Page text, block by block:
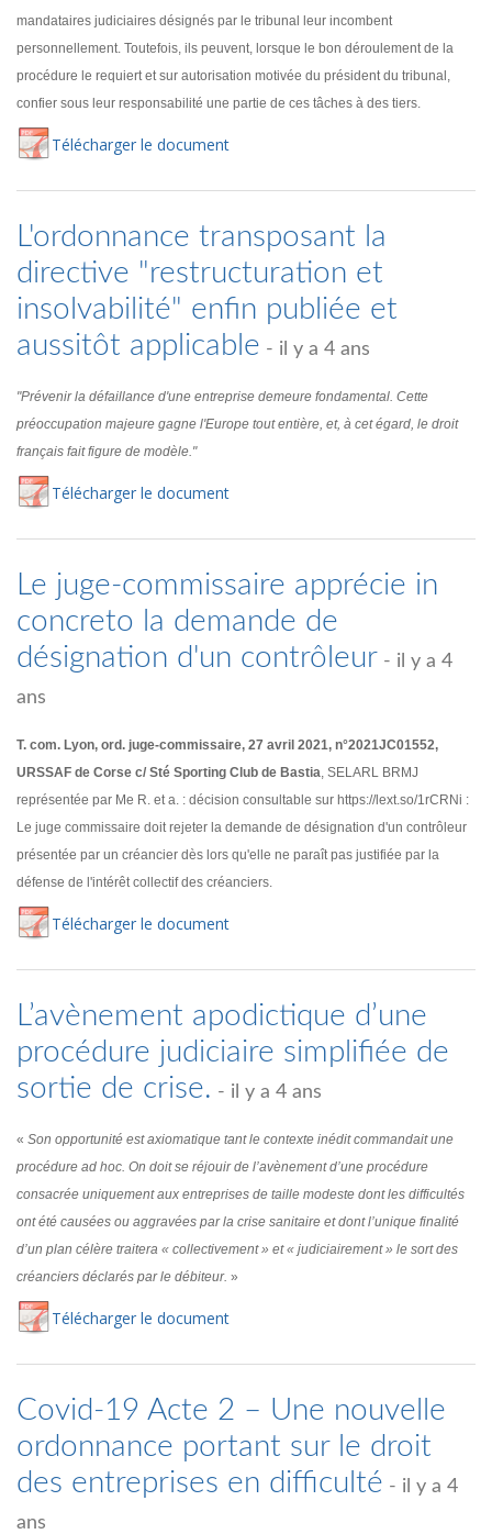
mandataires judiciaires désignés par le tribunal leur incombent
personnellement. Toutefois, ils peuvent, lorsque le bon déroulement de la
procédure le requiert et sur autorisation motivée du président du tribunal,
confier sous leur responsabilité une partie de ces tâches à des tiers.
Télécharger le document
L'ordonnance transposant la
directive "restructuration et
insolvabilité" enfin publiée et
aussitôt applicable - il y a 4 ans
"Prévenir la défaillance d'une entreprise demeure fondamental. Cette
préoccupation majeure gagne l'Europe tout entière, et, à cet égard, le droit
français fait figure de modèle."
Télécharger le document
Le juge-commissaire apprécie in
concreto la demande de
désignation d'un contrôleur - il y a 4
ans
T. com. Lyon, ord. juge-commissaire, 27 avril 2021, n°2021JC01552,
URSSAF de Corse c/ Sté Sporting Club de Bastia, SELARL BRMJ
représentée par Me R. et a. : décision consultable sur https://lext.so/1rCRNi :
Le juge commissaire doit rejeter la demande de désignation d'un contrôleur
présentée par un créancier dès lors qu'elle ne paraît pas justifiée par la
défense de l'intérêt collectif des créanciers.
Télécharger le document
L’avènement apodictique d’une
procédure judiciaire simplifiée de
sortie de crise. - il y a 4 ans
« Son opportunité est axiomatique tant le contexte inédit commandait une
procédure ad hoc. On doit se réjouir de l’avènement d’une procédure
consacrée uniquement aux entreprises de taille modeste dont les difficultés
ont été causées ou aggravées par la crise sanitaire et dont l’unique finalité
d’un plan célère traitera « collectivement » et « judiciairement » le sort des
créanciers déclarés par le débiteur. »
Télécharger le document
Covid-19 Acte 2 – Une nouvelle
ordonnance portant sur le droit
des entreprises en difficulté - il y a 4
ans